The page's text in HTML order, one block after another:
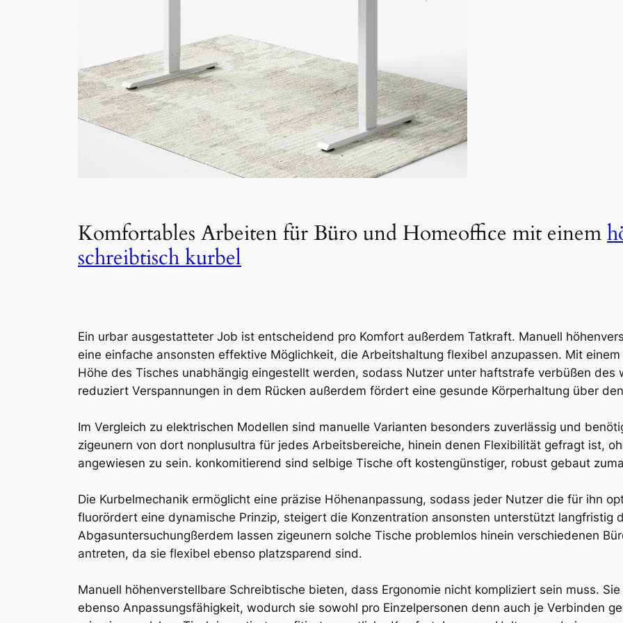
Komfortables Arbeiten für Büro und Homeoffice mit einem
schreibtisch kurbel
Ein urbar ausgestatteter Job ist entscheidend pro Komfort außerdem Tatkraft. Manuell
eine einfache ansonsten effektive Möglichkeit, die Arbeitshaltung flexibel anzupassen. Mit
Höhe des Tisches unabhängig eingestellt werden, sodass Nutzer unter haftstrafe verbüßen des
reduziert Verspannungen in dem Rücken außerdem fördert eine gesunde Körperhaltung über
Im Vergleich zu elektrischen Modellen sind manuelle Varianten besonders zuverlässig und
zigeunern von dort nonplusultra für jedes Arbeitsbereiche, hinein denen Flexibilität gefragt ist,
angewiesen zu sein. konkomitierend sind selbige Tische oft kostengünstiger, robust gebaut
Die Kurbelmechanik ermöglicht eine präzise Höhenanpassung, sodass jeder Nutzer die für ihn
fluorördert eine dynamische Prinzip, steigert die Konzentration ansonsten unterstützt langfristig
Abgasuntersuchungßerdem lassen zigeunern solche Tische problemlos hinein verschiedenen
antreten, da sie flexibel ebenso platzsparend sind.
Manuell höhenverstellbare Schreibtische bieten, dass Ergonomie nicht kompliziert sein muss.
ebenso Anpassungsfähigkeit, wodurch sie sowohl pro Einzelpersonen denn auch je Verbinden